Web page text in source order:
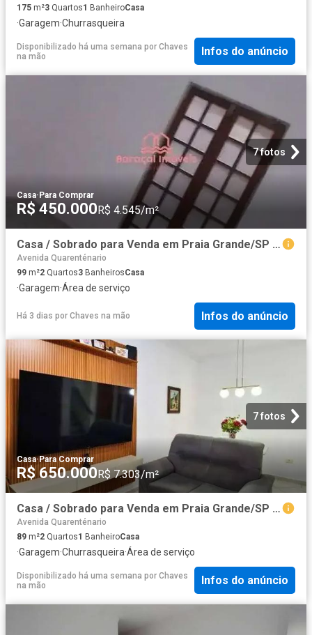
175 m²3 Quartos1 BanheiroCasa
·Garagem·Churrasqueira
Disponibilizado há uma semana por Chaves
na mão
Infos do anúncio
7 fotos
Casa·Para Comprar
R$ 450.000R$ 4.545/m²
Casa / Sobrado para Venda em Praia Grande/SP Tupi 2 Quartos
Avenida Quarenténario
99 m²2 Quartos3 BanheirosCasa
·Garagem·Área de serviço
Há 3 dias por Chaves na mão Infos do anúncio
7 fotos
Casa·Para Comprar
R$ 650.000R$ 7.303/m²
Casa / Sobrado para Venda em Praia Grande/SP Guilhermina 2 Quartos
Avenida Quarenténario
89 m²2 Quartos1 BanheiroCasa
·Garagem·Churrasqueira·Área de serviço
Disponibilizado há uma semana por Chaves
na mão
Infos do anúncio